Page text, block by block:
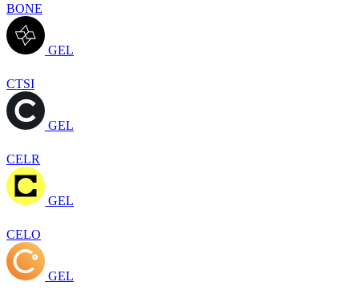
BONE
GEL
CTSI
GEL
CELR
GEL
CELO
GEL